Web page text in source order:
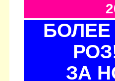
БОЛЕЕ
ЗА